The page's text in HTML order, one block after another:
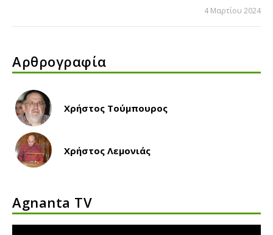
4 Μαρτίου 2024
Αρθρογραφία
Χρήστος Τούμπουρος
Χρήστος Λεμονιάς
Agnanta TV